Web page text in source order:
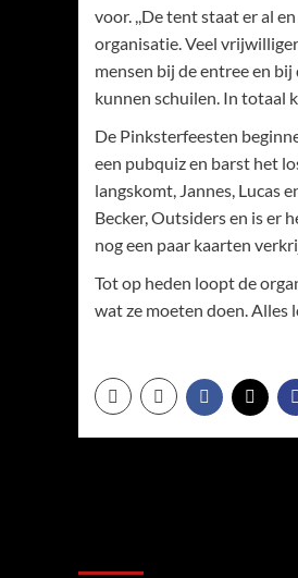
voor. ,,De tent staat er al
organisatie. Veel
mensen bij de entree en
kunnen schuilen. In totaal
De Pinksterfeesten
een pubquiz en barst het
langskomt, Jannes, Lucas
Becker, Outsiders en is er
nog een paar kaarten
Tot op heden loopt de
wat ze moeten doen. Alles